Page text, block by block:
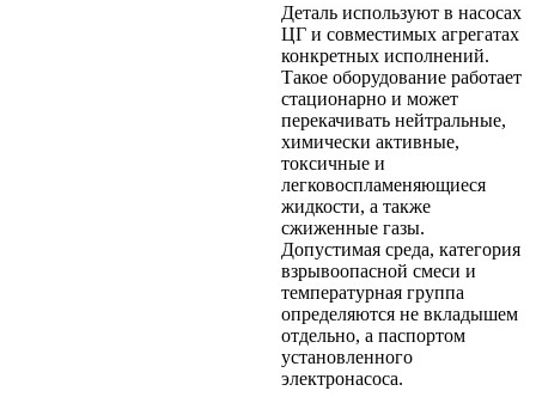
Деталь используют в насосах
ЦГ и совместимых агрегатах
конкретных исполнений.
Такое оборудование работает
стационарно и может
перекачивать нейтральные,
химически активные,
токсичные и
легковоспламеняющиеся
жидкости, а также
сжиженные газы.
Допустимая среда, категория
взрывоопасной смеси и
температурная группа
определяются не вкладышем
отдельно, а паспортом
установленного
электронасоса.